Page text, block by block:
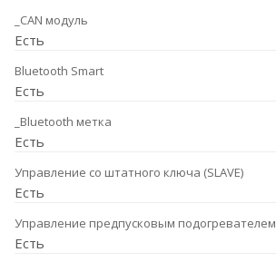
_CAN модуль
Есть
Bluetooth Smart
Есть
_Bluetooth метка
Есть
Управление со штатного ключа (SLAVE)
Есть
Управление предпусковым подогревателем
Есть